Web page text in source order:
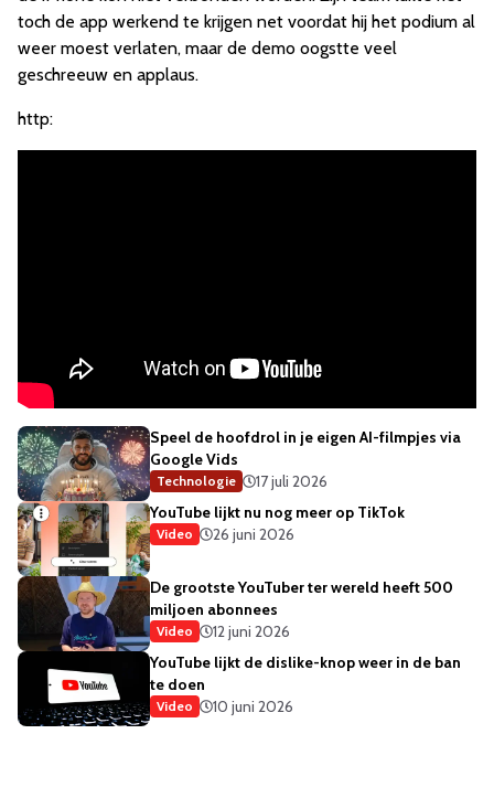
toch de app werkend te krijgen net voordat hij het podium al
weer moest verlaten, maar de demo oogstte veel
geschreeuw en applaus.
http:
Speel de hoofdrol in je eigen AI-filmpjes via
Google Vids
Technologie
17 juli 2026
YouTube lijkt nu nog meer op TikTok
Video 26 juni 2026
De grootste YouTuber ter wereld heeft 500
miljoen abonnees
Video
12 juni 2026
YouTube lijkt de dislike-knop weer in de ban
te doen
Video 10 juni 2026